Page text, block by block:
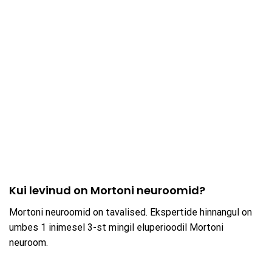
Kui levinud on Mortoni neuroomid?
Mortoni neuroomid on tavalised. Ekspertide hinnangul on
umbes 1 inimesel 3-st mingil eluperioodil Mortoni
neuroom.